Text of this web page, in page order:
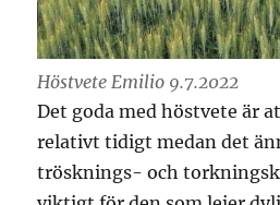
Höstvete Emilio 9.7.2022
Det goda med höstvete är
relativt tidigt medan det
trösknings- och